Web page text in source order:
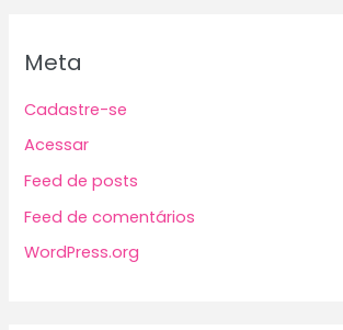
Meta
Cadastre-se
Acessar
Feed de posts
Feed de comentários
WordPress.org